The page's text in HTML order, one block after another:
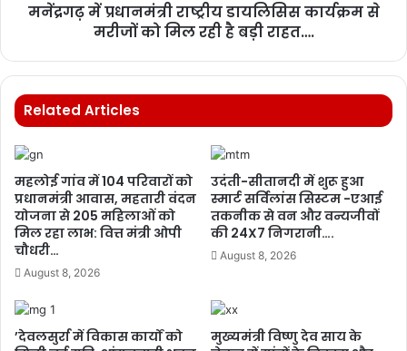
मनेंद्रगढ़ में प्रधानमंत्री राष्ट्रीय डायलिसिस कार्यक्रम से
मरीजों को मिल रही है बड़ी राहत….
Related Articles
महलोई गांव में 104 परिवारों को
प्रधानमंत्री आवास, महतारी वंदन
योजना से 205 महिलाओं को
मिल रहा लाभ: वित्त मंत्री ओपी
चौधरी…
August 8, 2026
उदंती-सीतानदी में शुरू हुआ
स्मार्ट सर्विलांस सिस्टम -एआई
तकनीक से वन और वन्यजीवों
की 24X7 निगरानी….
August 8, 2026
’देवलसुर्रा में विकास कार्यों को
मुख्यमंत्री विष्णु देव साय के